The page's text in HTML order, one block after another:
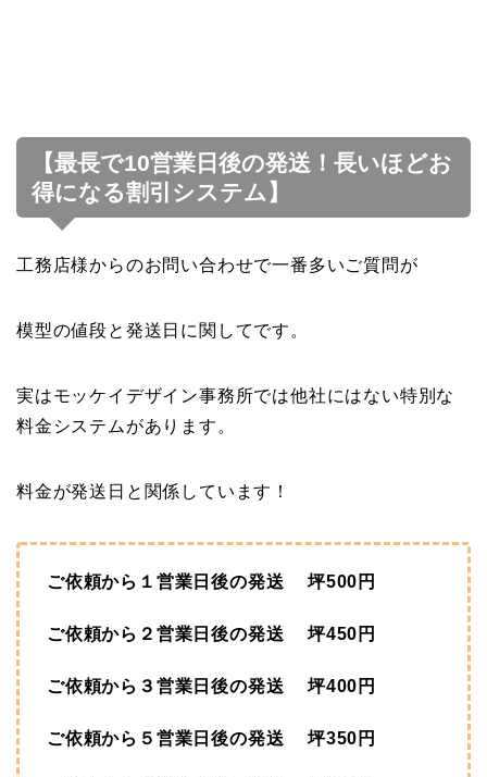
【最長で10営業日後の発送！長いほどお
得になる割引システム】
工務店様からのお問い合わせで一番多いご質問が
模型の値段と発送日に関してです。
実はモッケイデザイン事務所では他社にはない特別な
料金システムがあります。
料金が発送日と関係しています！
ご依頼から１営業日後の発送 坪500円
ご依頼から２営業日後の発送 坪450円
ご依頼から３営業日後の発送 坪400円
ご依頼から５営業日後の発送 坪350円